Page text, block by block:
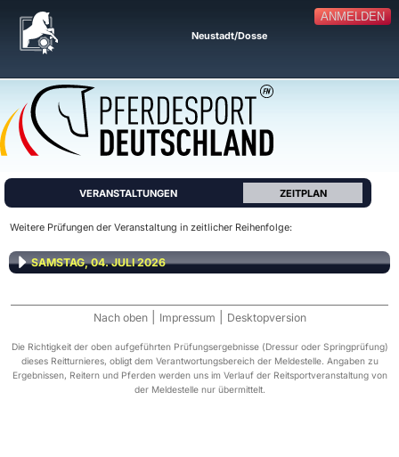
ANMELDEN
Neustadt/Dosse
VERANSTALTUNGEN ZEITPLAN
Weitere Prüfungen der Veranstaltung in zeitlicher Reihenfolge:
SAMSTAG, 04. JULI 2026
Nach oben Impressum Desktopversion
Die Richtigkeit der oben aufgeführten Prüfungsergebnisse (Dressur oder Springprüfung)
dieses Reitturnieres, obligt dem Verantwortungsbereich der Meldestelle. Angaben zu
Ergebnissen, Reitern und Pferden werden uns im Verlauf der Reitsportveranstaltung von
der Meldestelle nur übermittelt.